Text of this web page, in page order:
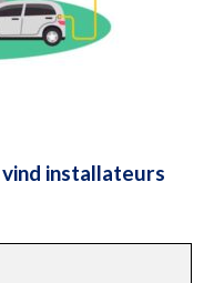
installateurs